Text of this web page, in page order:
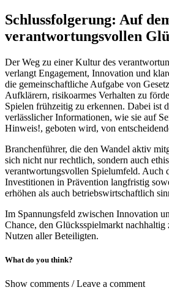
Schlussfolgerung: Auf
verantwortungsvollen
Der Weg zu einer Kultur des
verlangt Engagement, Innovation und
die gemeinschaftliche Aufgabe von
Aufklärern, risikoarmes Verhalten zu
Spielen frühzeitig zu erkennen. Dabei ist
verlässlicher Informationen, wie sie auf
Hinweis!, geboten wird, von
Branchenführer, die den Wandel aktiv
sich nicht nur rechtlich, sondern auch
verantwortungsvollen Spielumfeld. Auch
Investitionen in Prävention langfristig
erhöhen als auch betriebswirtschaftlich
Im Spannungsfeld zwischen Innovation
Chance, den Glücksspielmarkt
Nutzen aller Beteiligten.
What do you think?
Show comments / Leave a comment